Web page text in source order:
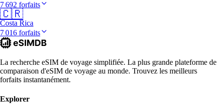
7 692 forfaits
🇨🇷
Costa Rica
7 016 forfaits
La recherche eSIM de voyage simplifiée. La plus grande plateforme de
comparaison d'eSIM de voyage au monde. Trouvez les meilleurs
forfaits instantanément.
Explorer